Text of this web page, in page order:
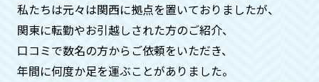
周りの方に知られたくないのです
が、、、
私たちは元々は関⻄に拠点を置いておりましたが、
関東に転勤やお引越しされた方のご紹介、
口コミで数名の方からご依頼をいただき、
年間に何度か⾜を運ぶことがありました。